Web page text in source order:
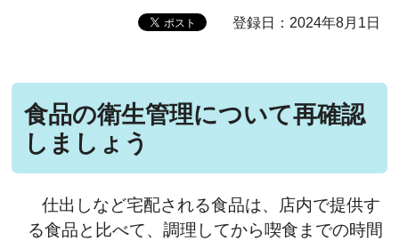
登録日：2024年8月1日
食品の衛生管理について再確認
しましょう
仕出しなど宅配される食品は、店内で提供す
る食品と比べて、調理してから喫食までの時間